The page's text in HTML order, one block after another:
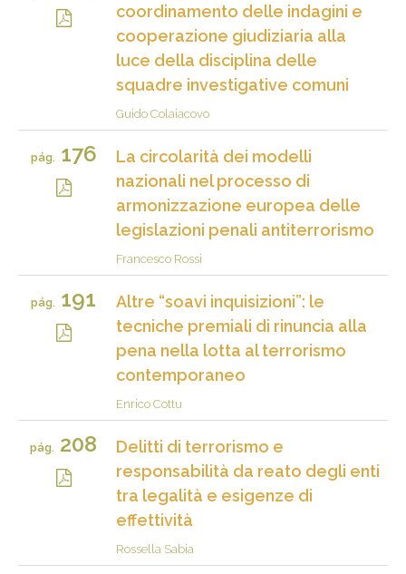
coordinamento delle indagini e
cooperazione giudiziaria alla
luce della disciplina delle
squadre investigative comuni
Guido Colaiacovo
pág.176
La circolarità dei modelli
nazionali nel processo di
armonizzazione europea delle
legislazioni penali antiterrorismo
Francesco Rossi
pág. 191
Altre “soavi inquisizioni”: le
tecniche premiali di rinuncia alla
pena nella lotta al terrorismo
contemporaneo
Enrico Cottu
pág. 208
Delitti di terrorismo e
responsabilità da reato degli enti
tra legalità e esigenze di
effettività
Rossella Sabia